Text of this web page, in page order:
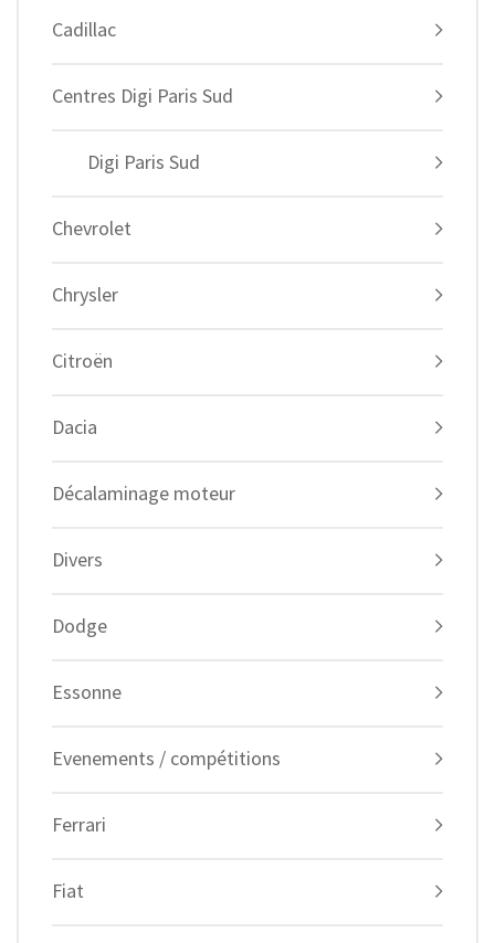
Cadillac
Centres Digi Paris Sud
Digi Paris Sud
Chevrolet
Chrysler
Citroën
Dacia
Décalaminage moteur
Divers
Dodge
Essonne
Evenements / compétitions
Ferrari
Fiat